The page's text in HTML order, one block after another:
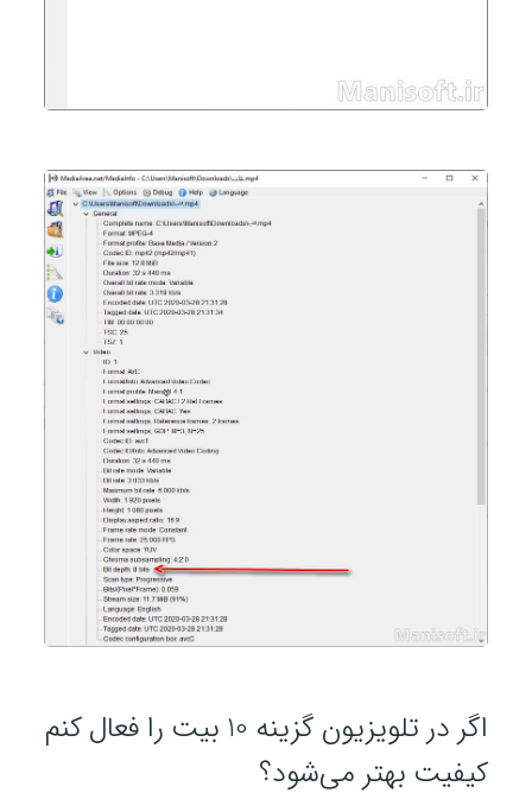
اگر در تلویزیون گزینه 10 بیت را فعال کنم
کیفیت بهتر می‌شود؟